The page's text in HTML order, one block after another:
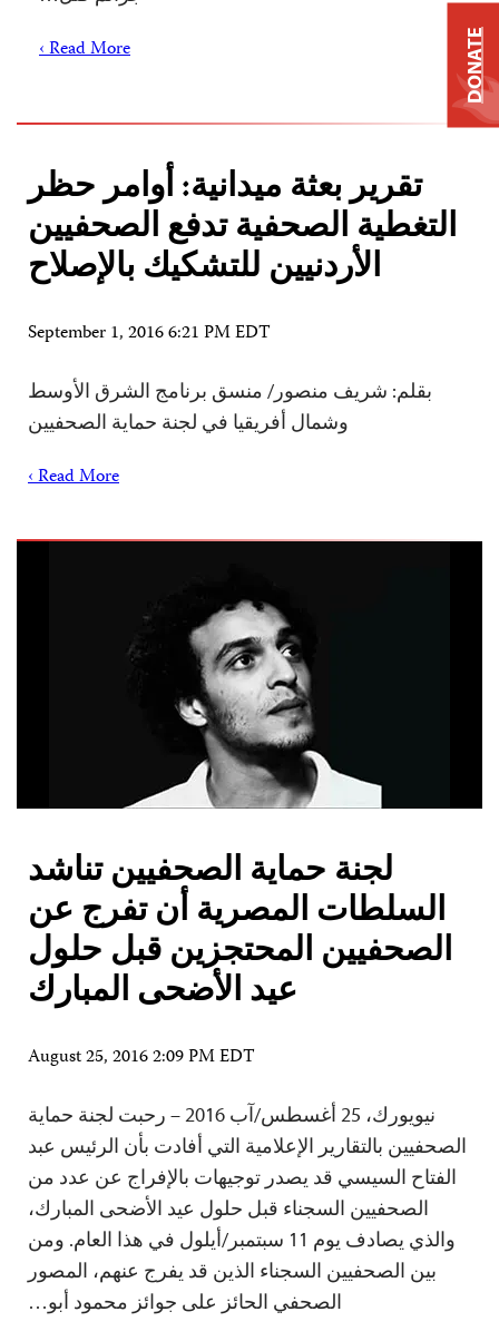
Read More ›
تقرير بعثة ميدانية: أوامر حظر
التغطية الصحفية تدفع الصحفيين
الأردنيين للتشكيك بالإصلاح
September 1, 2016 6:21 PM EDT
بقلم: شريف منصور/ منسق برنامج الشرق الأوسط
وشمال أفريقيا في لجنة حماية الصحفيين
Read More ›
لجنة حماية الصحفيين تناشد
السلطات المصرية أن تفرج عن
الصحفيين المحتجزين قبل حلول
عيد الأضحى المبارك
August 25, 2016 2:09 PM EDT
نيويورك، 25 أغسطس/آب 2016 – رحبت لجنة حماية
الصحفيين بالتقارير الإعلامية التي أفادت بأن الرئيس عبد
الفتاح السيسي قد يصدر توجيهات بالإفراج عن عدد من
الصحفيين السجناء قبل حلول عيد الأضحى المبارك،
والذي يصادف يوم 11 سبتمبر/أيلول في هذا العام. ومن
بين الصحفيين السجناء الذين قد يفرج عنهم، المصور
الصحفي الحائز على جوائز محمود أبو…
DONATE